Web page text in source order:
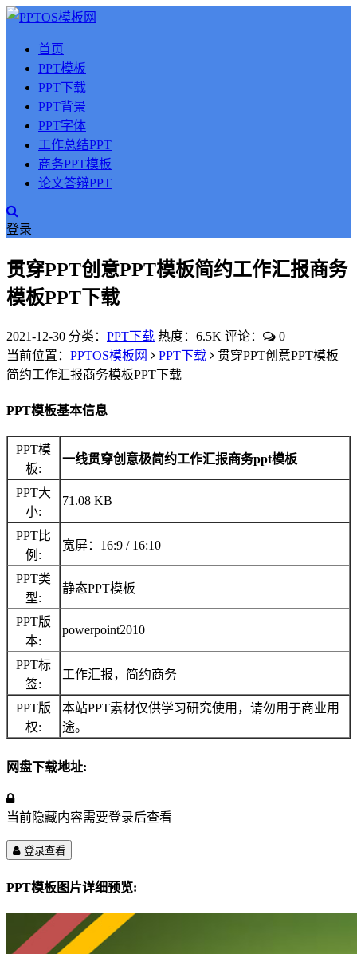
首页
PPT模板
PPT下载
PPT背景
PPT字体
工作总结PPT
商务PPT模板
论文答辩PPT
登录
贯穿PPT创意PPT模板简约工作汇报商务
模板PPT下载
2021-12-30 分类： PPT下载 热度：6.5K 评论：
0
当前位置： PPTOS模板网 PPT下载
贯穿PPT创意PPT模板
简约工作汇报商务模板PPT下载
PPT模板基本信息
PPT模
板:
一线贯穿创意极简约工作汇报商务ppt模板
PPT大
小:
71.08 KB
PPT比
例:
宽屏：16:9 / 16:10
PPT类
型:
静态PPT模板
PPT版
本:
powerpoint2010
PPT标
签:
工作汇报，简约商务
PPT版
权:
本站PPT素材仅供学习研究使用，请勿用于商业用
途。
网盘下载地址:
当前隐藏内容需要登录后查看
登录查看
PPT模板图片详细预览: